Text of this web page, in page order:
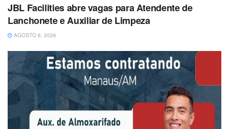
JBL Facilities abre vagas para Atendente de
Lanchonete e Auxiliar de Limpeza
AGOSTO 6, 2026